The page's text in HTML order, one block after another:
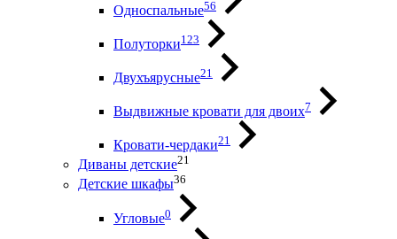
Односпальные56
Полуторки123
Двухъярусные21
Выдвижные кровати для двоих7
Кровати-чердаки21
Диваны детские21
Детские шкафы36
Угловые0